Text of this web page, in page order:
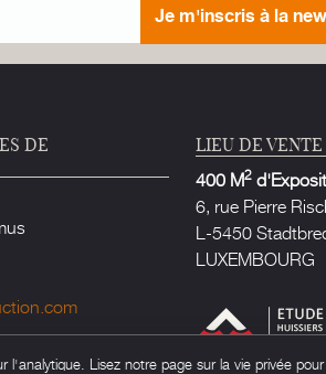
Je m'inscris à la
DE
LIEU DE VENTE
400 M2
6, rue Pierre
L-5450
LUXEMBOURG
Lisez notre page sur la vie privée